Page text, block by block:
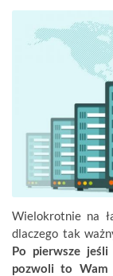
Wielokrotnie na
dlaczego tak
Po pierwsze
pozwoli to Wam